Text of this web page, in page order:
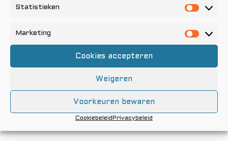
Statistieken
Marketing
Cookies accepteren
Weigeren
Voorkeuren bewaren
CookiebeleidPrivacybeleid